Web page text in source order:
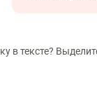
в тексте?